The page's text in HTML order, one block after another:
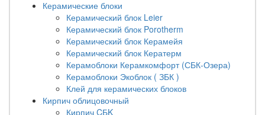
Керамические блоки
Керамический блок Leier
Керамический блок Porotherm
Керамический блок Керамейя
Керамический блок Кератерм
Керамоблоки Керамкомфорт (СБК-Озера)
Керамоблоки Экоблок ( ЗБК )
Клей для керамических блоков
Кирпич облицовочный
Кирпич CБK